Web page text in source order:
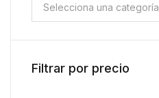
Selecciona una categoría
Filtrar por precio